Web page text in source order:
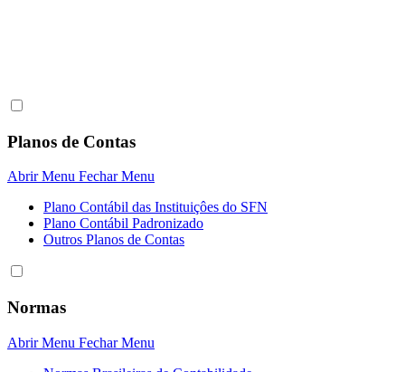
Planos de Contas
Abrir Menu Fechar Menu
Plano Contábil das Instituiçôes do SFN
Plano Contábil Padronizado
Outros Planos de Contas
Normas
Abrir Menu Fechar Menu